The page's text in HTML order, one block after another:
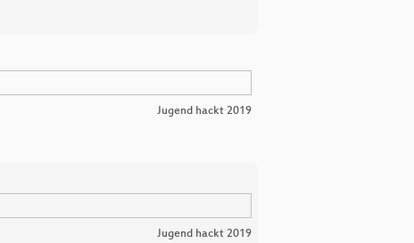
Jugend hackt 2019
Jugend hackt 2019